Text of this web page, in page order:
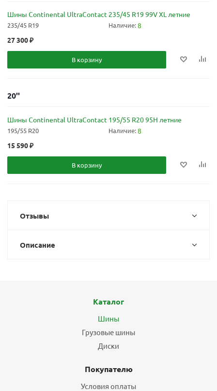
Шины Continental UltraContact 235/45 R19 99V XL летние
235/45 R19 Наличие:8
27 300₽
В корзину
20''
Шины Continental UltraContact 195/55 R20 95H летние
195/55 R20 Наличие:8
15 590₽
В корзину
Отзывы
Описание
Каталог
Шины
Грузовые шины
Диски
Покупателю
Условия оплаты